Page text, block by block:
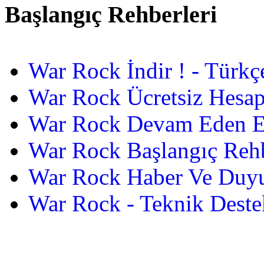
Başlangıç Rehberleri
War Rock İndir ! -
War Rock Ücretsiz
War Rock Devam Eden
War Rock Başlangıç
War Rock Haber Ve
War Rock - Teknik